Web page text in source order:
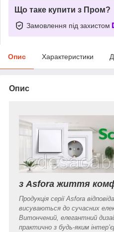
Що таке купити з Пром?
Замовлення під захистом
Опис Характеристики
Опис
з Asfora життя
Продукція серії Asfora
висуваються до сучасних
Витончений, елегантний
практично з будь-яким